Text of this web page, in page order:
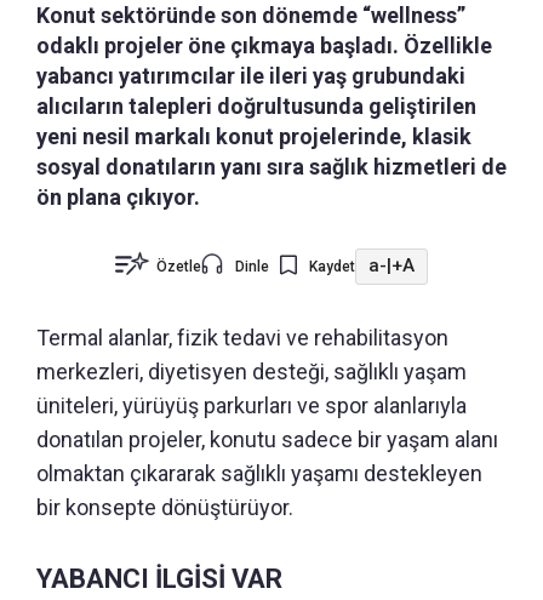
Konut sektöründe son dönemde “wellness”
odaklı projeler öne çıkmaya başladı. Özellikle
yabancı yatırımcılar ile ileri yaş grubundaki
alıcıların talepleri doğrultusunda geliştirilen
yeni nesil markalı konut projelerinde, klasik
sosyal donatıların yanı sıra sağlık hizmetleri de
ön plana çıkıyor.
Özetle Dinle Kaydet a-|+A
Termal alanlar, fizik tedavi ve rehabilitasyon
merkezleri, diyetisyen desteği, sağlıklı yaşam
üniteleri, yürüyüş parkurları ve spor alanlarıyla
donatılan projeler, konutu sadece bir yaşam alanı
olmaktan çıkararak sağlıklı yaşamı destekleyen
bir konsepte dönüştürüyor.
YABANCI İLGİSİ VAR